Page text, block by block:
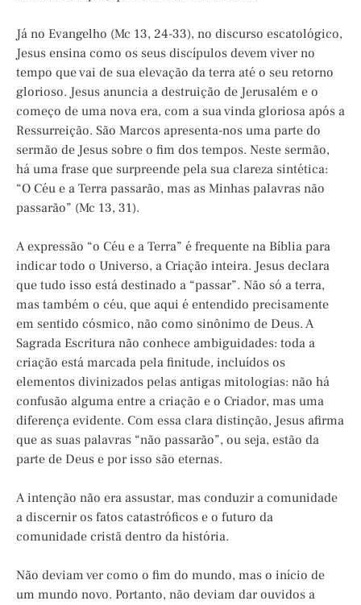
Já no Evangelho (Mc 13, 24-33), no discurso escatológico,
Jesus ensina como os seus discípulos devem viver no
tempo que vai de sua elevação da terra até o seu retorno
glorioso. Jesus anuncia a destruição de Jerusalém e o
começo de uma nova era, com a sua vinda gloriosa após a
Ressurreição. São Marcos apresenta-nos uma parte do
sermão de Jesus sobre o fim dos tempos. Neste sermão,
há uma frase que surpreende pela sua clareza sintética:
“O Céu e a Terra passarão, mas as Minhas palavras não
passarão” (Mc 13, 31).
A expressão “o Céu e a Terra” é frequente na Bíblia para
indicar todo o Universo, a Criação inteira. Jesus declara
que tudo isso está destinado a “passar”. Não só a terra,
mas também o céu, que aqui é entendido precisamente
em sentido cósmico, não como sinônimo de Deus. A
Sagrada Escritura não conhece ambiguidades: toda a
criação está marcada pela finitude, incluídos os
elementos divinizados pelas antigas mitologias: não há
confusão alguma entre a criação e o Criador, mas uma
diferença evidente. Com essa clara distinção, Jesus afirma
que as suas palavras “não passarão”, ou seja, estão da
parte de Deus e por isso são eternas.
A intenção não era assustar, mas conduzir a comunidade
a discernir os fatos catastróficos e o futuro da
comunidade cristã dentro da história.
Não deviam ver como o fim do mundo, mas o início de
um mundo novo. Portanto, não deviam dar ouvidos a